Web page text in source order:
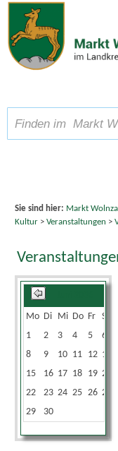
Zum Inhalt,zur Navigation
Schriftgröße A A A
Sie sind hier: Markt
Kultur> Veranstaltungen >
Mo Di Mi Do Fr Sa
1
2 3 4 5 6
8
9 10 11 12 13
15
16 17 18 19 20
22
23 24 25 26 27
29
30